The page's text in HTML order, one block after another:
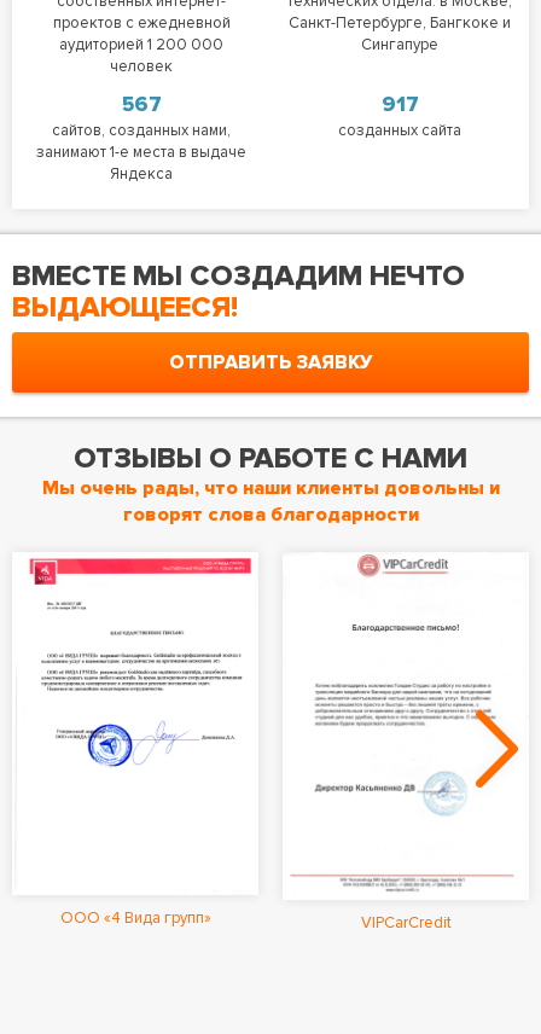
проектов с ежедневной
аудиторией 1 200 000
человек
Санкт-Петербурге, Бангкоке и
Сингапуре
567
сайтов, созданных нами,
занимают 1-е места в выдаче
Яндекса
917
созданных сайта
ВМЕСТЕ МЫ СОЗДАДИМ НЕЧТО
ВЫДАЮЩЕЕСЯ!
ОТПРАВИТЬ ЗАЯВКУ
ОТЗЫВЫ О РАБОТЕ С НАМИ
Мы очень рады, что наши клиенты довольны и
говорят слова благодарности
ООО «4 Вида групп» VIPCarCredit